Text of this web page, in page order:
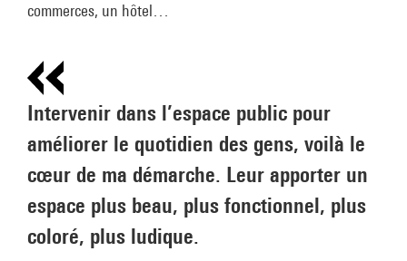
commerces, un hôtel…
Intervenir dans l’espace public pour
améliorer le quotidien des gens, voilà le
cœur de ma démarche. Leur apporter un
espace plus beau, plus fonctionnel, plus
coloré, plus ludique.